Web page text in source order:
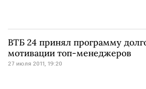
ВТБ 24 принял программу
мотивации топ-менеджеров
27 июля 2011, 19:20